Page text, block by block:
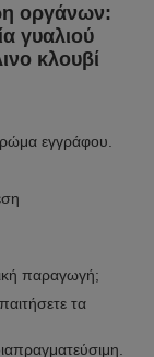
οργάνων:
γυαλιού
κλουβί
εγγράφου.
παραγωγή;
τα